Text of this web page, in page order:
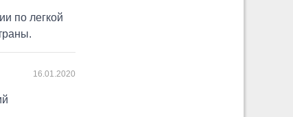
по легкой
16.01.2020